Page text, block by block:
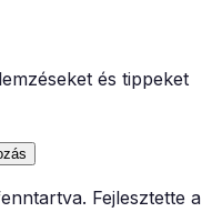
és tippeket
Fejlesztette a